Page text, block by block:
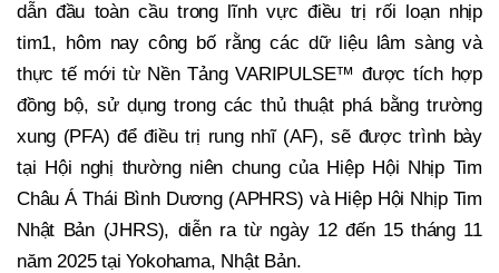
dẫn đầu toàn cầu trong lĩnh vực điều trị rối loạn nhịp
tim1, hôm nay công bố rằng các dữ liệu lâm sàng và
thực tế mới từ Nền Tảng VARIPULSE™ được tích hợp
đồng bộ, sử dụng trong các thủ thuật phá bằng trường
xung (PFA) để điều trị rung nhĩ (AF), sẽ được trình bày
tại Hội nghị thường niên chung của Hiệp Hội Nhịp Tim
Châu Á Thái Bình Dương (APHRS) và Hiệp Hội Nhịp Tim
Nhật Bản (JHRS), diễn ra từ ngày 12 đến 15 tháng 11
năm 2025 tại Yokohama, Nhật Bản.